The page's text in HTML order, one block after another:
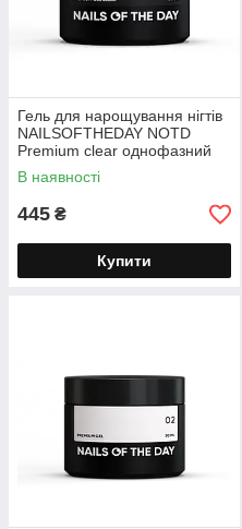
Гель для нарощування нігтів
NAILSOFTHEDAY NOTD
Premium clear однофазний
прозорий 30 мл.
В наявності
445 ₴
Купити